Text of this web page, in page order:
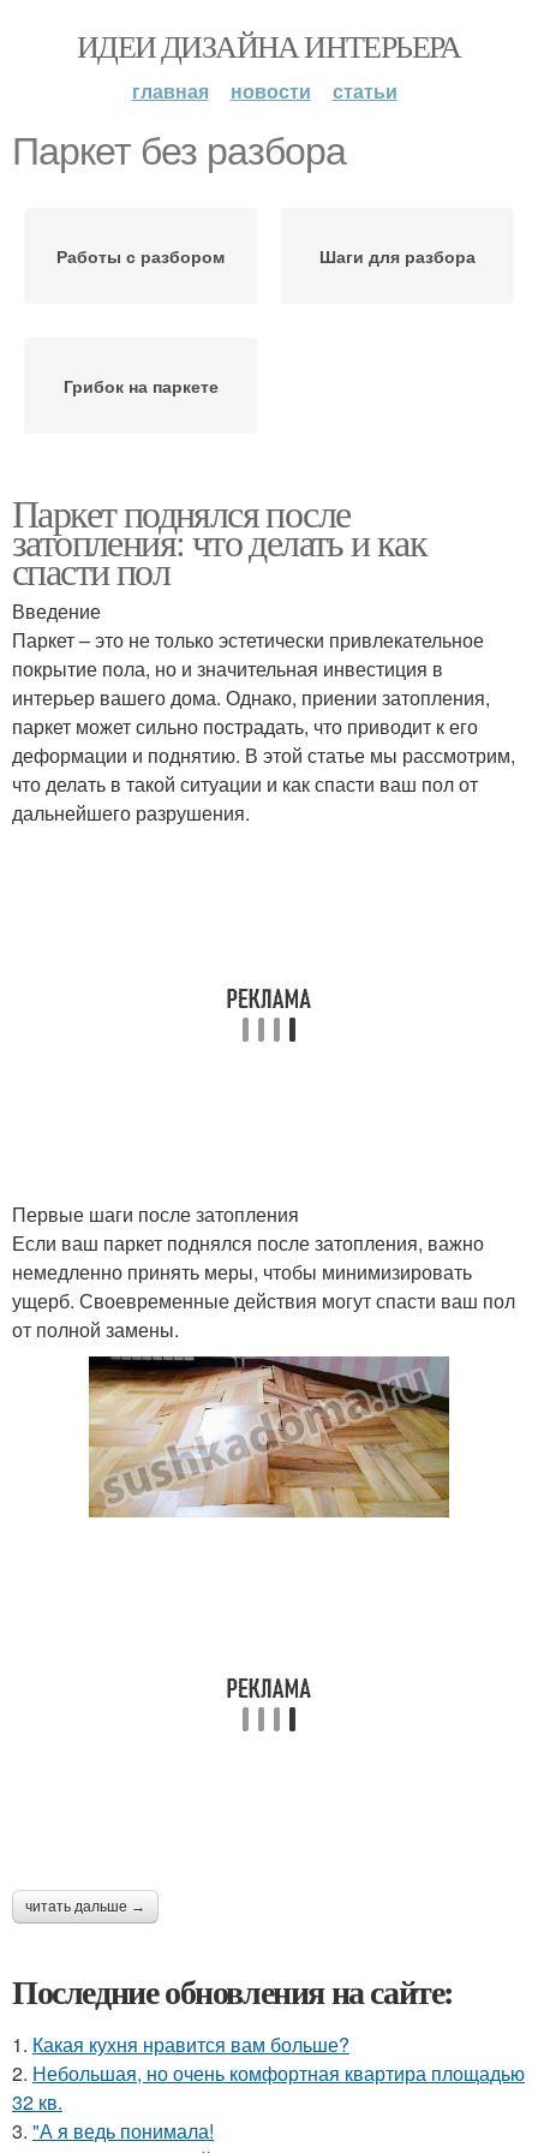
ИДЕИ ДИЗАЙНА ИНТЕРЬЕРА
главная новости статьи
Паркет без разбора
Работы с разбором Шаги для разбора
Грибок на паркете
Паркет поднялся после
затопления: что делать и как
спасти пол
Введение
Паркет – это не только эстетически привлекательное
покрытие пола, но и значительная инвестиция в
интерьер вашего дома. Однако, приении затопления,
паркет может сильно пострадать, что приводит к его
деформации и поднятию. В этой статье мы рассмотрим,
что делать в такой ситуации и как спасти ваш пол от
дальнейшего разрушения.
Первые шаги после затопления
Если ваш паркет поднялся после затопления, важно
немедленно принять меры, чтобы минимизировать
ущерб. Своевременные действия могут спасти ваш пол
от полной замены.
читать дальше →
Последние обновления на сайте:
1. Какая кухня нравится вам больше?
2. Небольшая, но очень комфортная квартира площадью
32 кв.
3. "А я ведь понимала!